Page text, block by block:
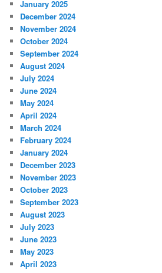
January 2025
December 2024
November 2024
October 2024
September 2024
August 2024
July 2024
June 2024
May 2024
April 2024
March 2024
February 2024
January 2024
December 2023
November 2023
October 2023
September 2023
August 2023
July 2023
June 2023
May 2023
April 2023